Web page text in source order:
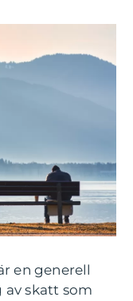
en generell
skatt som